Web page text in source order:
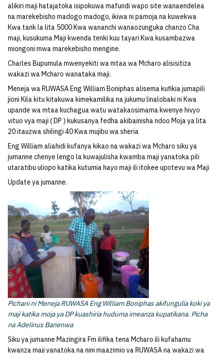
alikiri maji hatajatoka isipokuwa mafundi wapo site wanaendelea
na marekebisho madogo madogo, ikiwa ni pamoja na kuwekwa
Kwa tank la lita 5000 Kwa wananchi wanaozunguka chanzo Cha
maji, kusukuma Maji kwenda tenki kuu tayari Kwa kusambazwa
miongoni mwa marekebisho mengine.
Charles Bupumula mwenyekiti wa mtaa wa Mcharo alisisitiza
wakazi wa Mcharo wanataka maji.
Meneja wa RUWASA Eng William Boniphas alisema kufikia jumapili
jioni Kila kitu kitakuwa kimekamilika na jukumu linalobaki ni Kwa
upande wa mtaa kuchagua watu watakaosimama kwenye hivyo
vituo vya maji ( DP ) kukusanya fedha akibainisha ndoo Moja ya lita
20 itauzwa shilingi 40 Kwa mujibu wa sheria
Eng William aliahidi kufanya kikao na wakazi wa Mcharo siku ya
jumanne chenye lengo la kuwajulisha kwamba maji yanatoka pili
utaratibu uliopo katika kutumia hayo maji ili itokee upotevu wa Maji
Update ya jumanne.
Pichani ni Meneja RUWASA Eng William Boniphas akifungulia koki ya
maji katika moja ya DP kuashiria huduma imeanza kupatikana. Picha
na Adelinus Banenwa
Siku ya jumanne Mazingira Fm ilifika tena Mcharo ili kufahamu
kwanza maji yanatoka na nini maazimio ya RUWASA na wakazi wa